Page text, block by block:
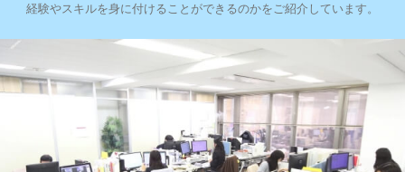
経験やスキルを身に付けることができるのかをご紹介しています。